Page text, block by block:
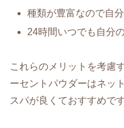
種類が豊富なので自
24時間いつでも自分
これらのメリットを考慮
ーセントパウダーはネッ
スパが良くておすすめです